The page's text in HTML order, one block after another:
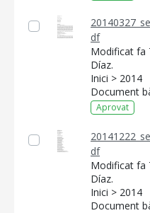
df
Modificat fa
Díaz.
Inici > 2014
Document
Aprovat
df
Modificat fa
Díaz.
Inici > 2014
Document